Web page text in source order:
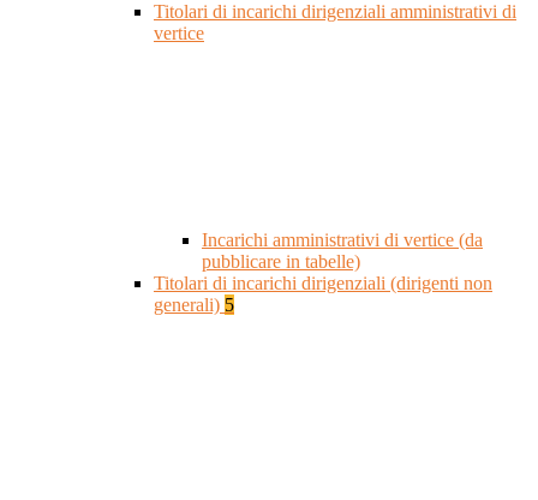
Titolari di incarichi dirigenziali amministrativi di
vertice
Incarichi amministrativi di vertice (da
pubblicare in tabelle)
Titolari di incarichi dirigenziali (dirigenti non
generali) 5